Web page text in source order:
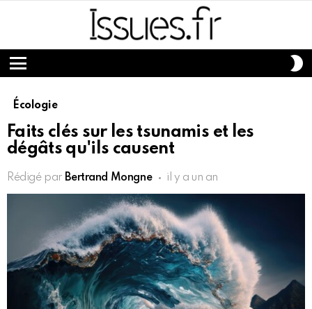
Menu
Écologie
Faits clés sur les tsunamis et les
dégâts qu'ils causent
Rédigé par Bertrand Mongne il y a un an